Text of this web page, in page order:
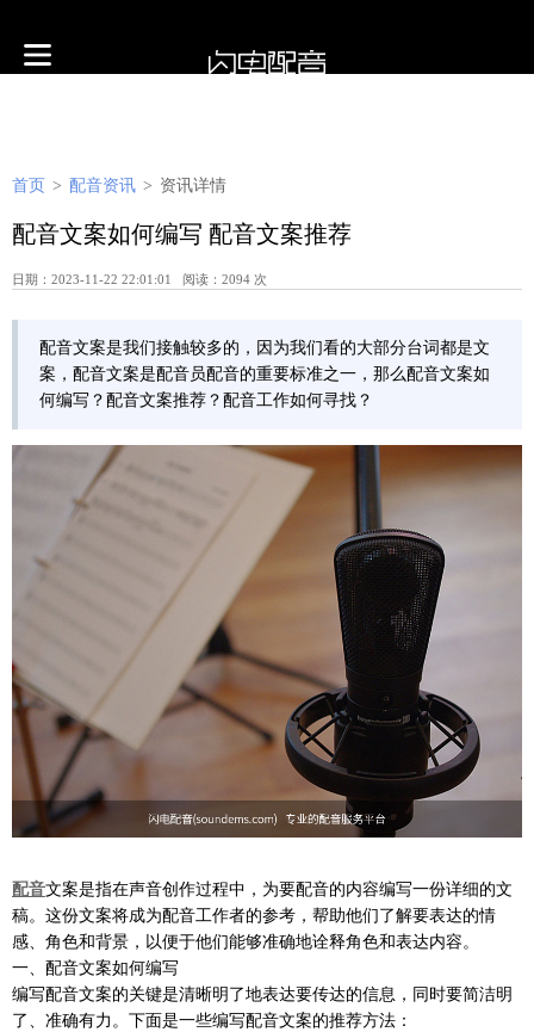
首页 > 配音资讯 > 资讯详情
配音文案如何编写 配音文案推荐
日期：2023-11-22 22:01:01 阅读：2094 次
配音文案是我们接触较多的，因为我们看的大部分台词都是文
案，配音文案是配音员配音的重要标准之一，那么配音文案如
何编写？配音文案推荐？配音工作如何寻找？
配音文案是指在声音创作过程中，为要配音的内容编写一份详细的文
稿。这份文案将成为配音工作者的参考，帮助他们了解要表达的情
感、角色和背景，以便于他们能够准确地诠释角色和表达内容。
一、配音文案如何编写
编写配音文案的关键是清晰明了地表达要传达的信息，同时要简洁明
了、准确有力。下面是一些编写配音文案的推荐方法：